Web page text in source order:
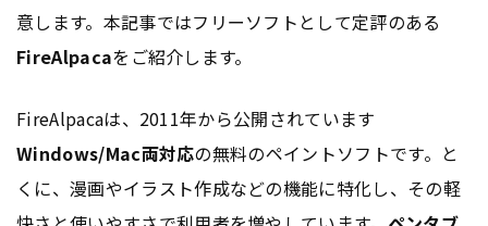
意します。本記事ではフリーソフトとして定評のある
FireAlpacaをご紹介します。
FireAlpacaは、2011年から公開されています
Windows/Mac両対応の無料のペイントソフトです。と
くに、漫画やイラスト作成などの機能に特化し、その軽